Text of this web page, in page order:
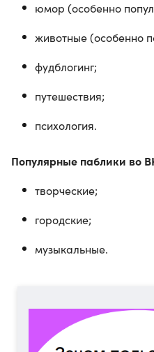
юмор (особенно
животные (особенно
фудблогинг;
путешествия;
психология.
Популярные паблики во
творческие;
городские;
музыкальные.